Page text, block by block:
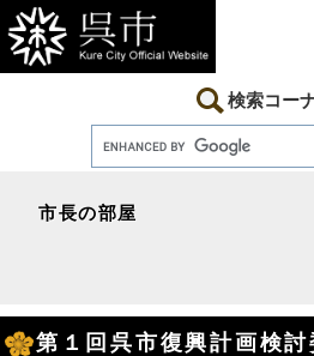
ー
ジ
の
ニ
ュ
ー
検索コー
市長の部屋
文
第１回呉市復興計画検